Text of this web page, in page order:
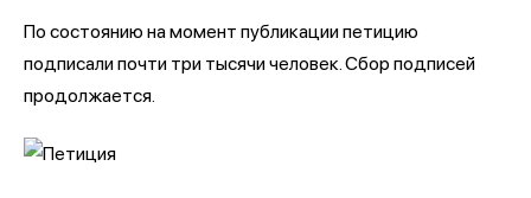
По состоянию на момент публикации петицию
подписали почти три тысячи человек. Сбор подписей
продолжается.